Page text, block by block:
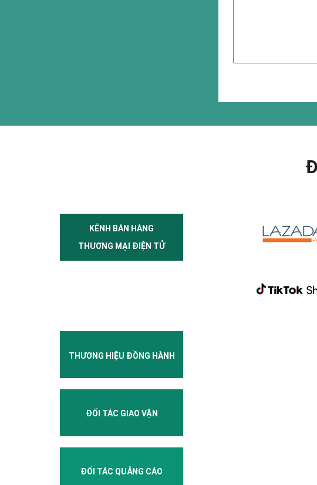
KÊNH BÁN HÀNG
THƯƠNG MẠI ĐIỆN TỬ
THƯƠNG HIỆU ĐỒNG HÀNH
ĐỐI TÁC GIAO VẬN
ĐỐI TÁC QUẢNG CÁO